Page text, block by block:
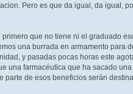
Pero es que da igual, da igual,
que no tiene ni el graduado
una burrada en armamento para
y pasadas pocas horas este
una farmacéutica que ha sacado
de esos beneficios serán